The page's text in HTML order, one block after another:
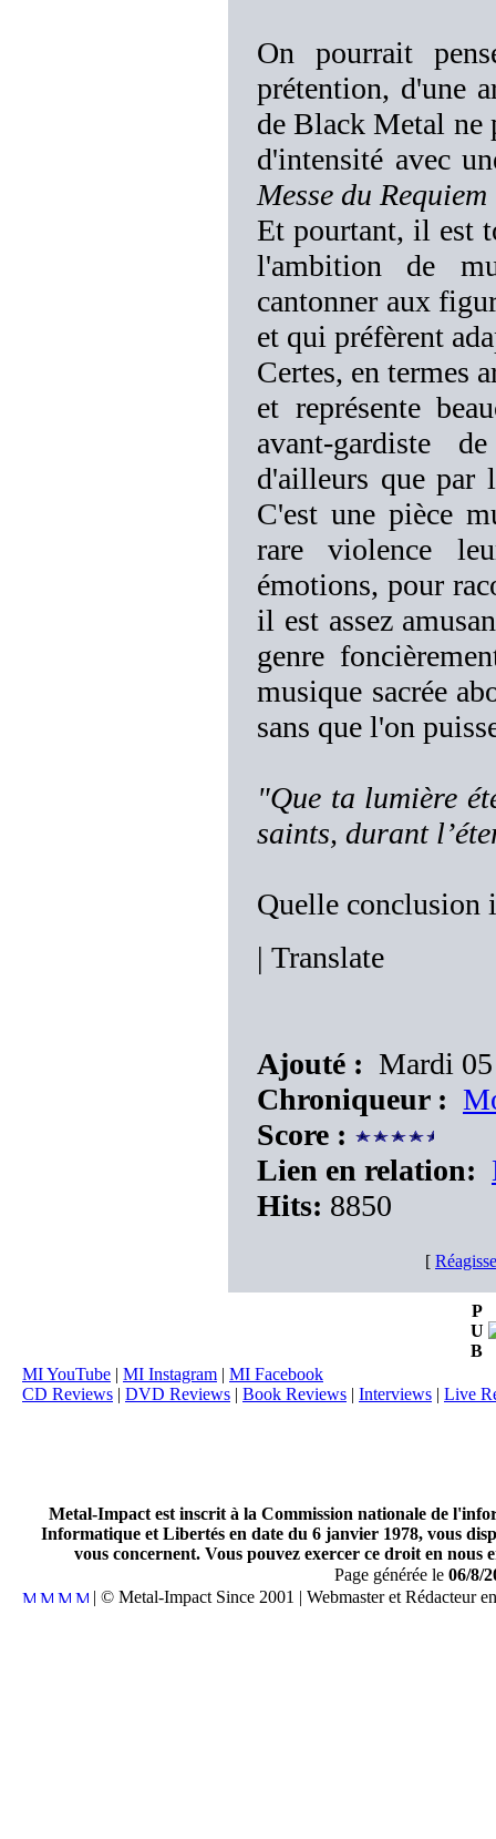
On pourrait
prétention, d'une
de Black Metal ne
d'intensité avec
Messe du Requiem
Et pourtant, il est
l'ambition de
cantonner aux
et qui préfèrent
Certes, en termes
et représente
avant-gardiste
d'ailleurs que par
C'est une pièce
rare violence
émotions, pour
il est assez
genre
musique sacrée
sans que l'on
"Que ta lumière
saints, durant
Quelle conclusion
| Translate
Ajouté : Mardi
Chroniqueur :
Score :
Lien en relation:
Hits: 8850
[
P
U
B
MI YouTube | MI Instagram | MI Facebook
CD Reviews | DVD Reviews | Book Reviews | Interviews | Live
Metal-Impact est inscrit à la Commission nationale de
Informatique et Libertés en date du 6 janvier 1978, vous
vous concernent. Vous pouvez exercer ce droit en
Page générée le 06/8/
| © Metal-Impact Since 2001 | Webmaster et Rédacteur